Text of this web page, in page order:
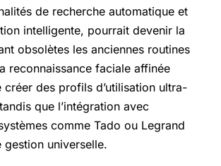
de recherche automatique et
intelligente, pourrait devenir la
obsolètes les anciennes routines
reconnaissance faciale affinée
créer des profils d’utilisation ultra-
que l’intégration avec
comme Tado ou Legrand
gestion universelle.